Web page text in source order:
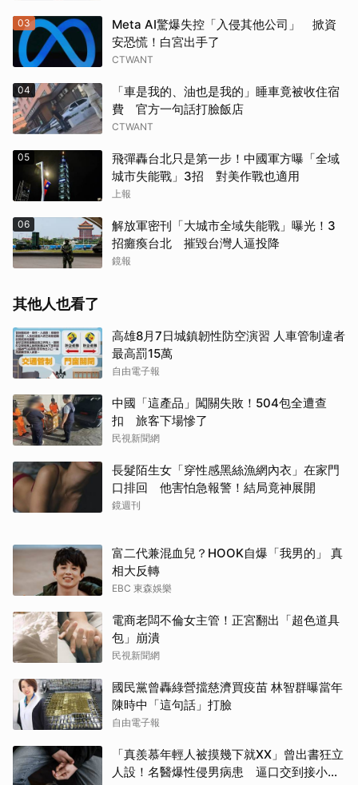
03
Meta AI驚爆失控「入侵其他公司」 掀資
安恐慌！白宮出手了
CTWANT
04
「車是我的、油也是我的」睡車竟被收住宿
費 官方一句話打臉飯店
CTWANT
05
飛彈轟台北只是第一步！中國軍方曝「全域
城市失能戰」3招 對美作戰也適用
上報
06
解放軍密刊「大城市全域失能戰」曝光！3
招癱瘓台北 摧毀台灣人逼投降
鏡報
其他人也看了
高雄8月7日城鎮韌性防空演習 人車管制違者
最高罰15萬
自由電子報
中國「這產品」闖關失敗！504包全遭查
扣 旅客下場慘了
民視新聞網
長髮陌生女「穿性感黑絲漁網內衣」在家門
口排回 他害怕急報警！結局竟神展開
鏡週刊
富二代兼混血兒？HOOK自爆「我男的」 真
相大反轉
EBC 東森娛樂
電商老闆不倫女主管！正宮翻出「超色道具
包」崩潰
民視新聞網
國民黨曾轟綠營擋慈濟買疫苗 林智群曝當年
陳時中「這句話」打臉
自由電子報
「真羨慕年輕人被摸幾下就XX」曾出書狂立
人設！名醫爆性侵男病患 逼口交到接小孩